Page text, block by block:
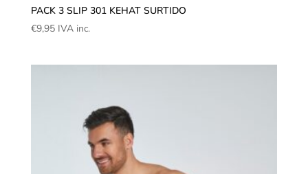
PACK 3 SLIP 301 KEHAT SURTIDO
€9,95 IVA inc.